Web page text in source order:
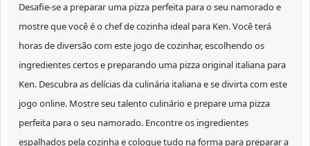
Desafie-se a preparar uma pizza perfeita para o seu namorado e
mostre que você é o chef de cozinha ideal para Ken. Você terá
horas de diversão com este jogo de cozinhar, escolhendo os
ingredientes certos e preparando uma pizza original italiana para
Ken. Descubra as delícias da culinária italiana e se divirta com este
jogo online. Mostre seu talento culinário e prepare uma pizza
perfeita para o seu namorado. Encontre os ingredientes
espalhados pela cozinha e coloque tudo na forma para preparar a